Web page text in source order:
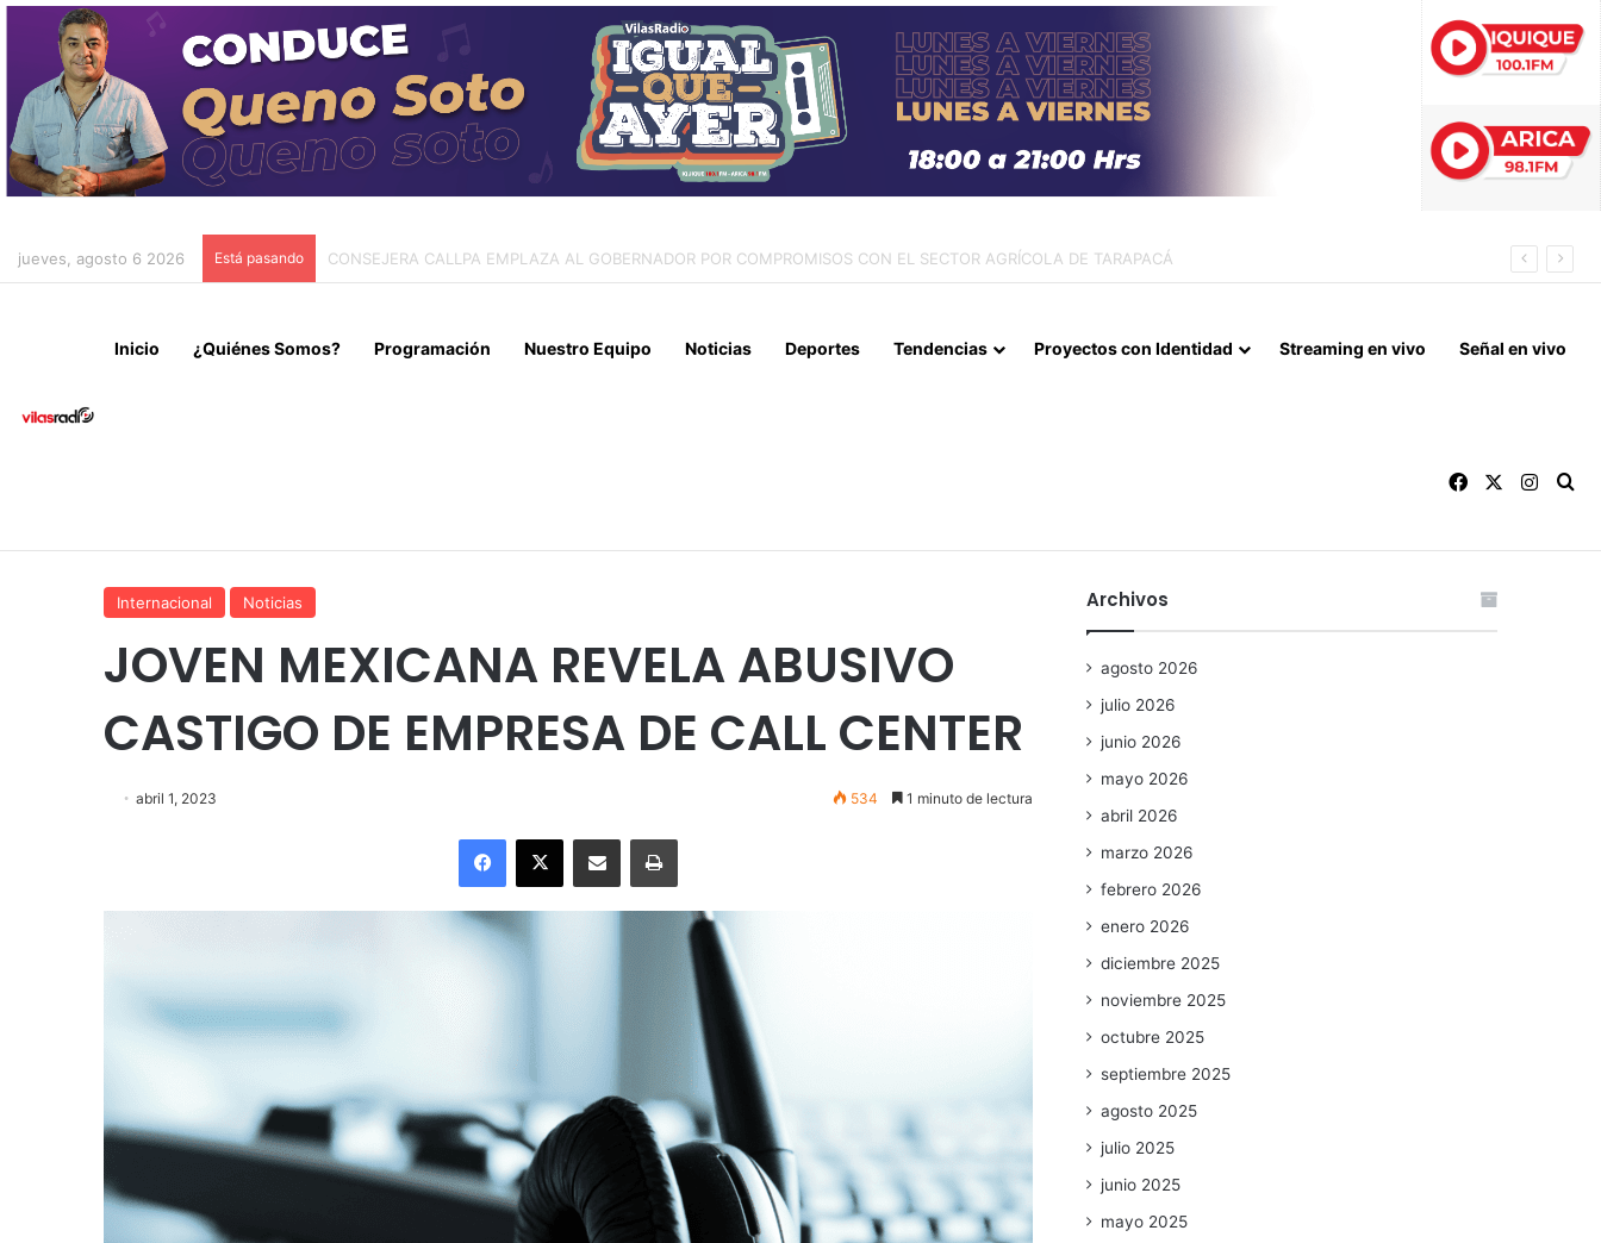
jueves, agosto 6 2026 Está pasando AUTORIDADES REGIONALES Y CANCILLERÍA ABORDAN SEGURIDAD TRANSNACIONAL EN EL CORREDOR BIOCEÁNICO
Inicio ¿Quiénes Somos? Programación Nuestro Equipo Noticias Deportes Tendencias Proyectos con Identidad Streaming en vivo Señal en vivo
Facebook
Internacional Noticias
JOVEN MEXICANA REVELA ABUSIVO
CASTIGO DE EMPRESA DE CALL CENTER
abril 1, 2023 534 1 minuto de lectura
Facebook
X Enviar vía email Imprimir
Archivos
agosto 2026
julio 2026
junio 2026
mayo 2026
abril 2026
marzo 2026
febrero 2026
enero 2026
diciembre 2025
noviembre 2025
octubre 2025
septiembre 2025
agosto 2025
julio 2025
junio 2025
mayo 2025